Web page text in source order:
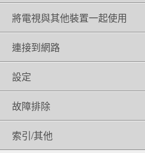
將電視與其他裝置一起使用
連接到網路
設定
故障排除
索引/其他